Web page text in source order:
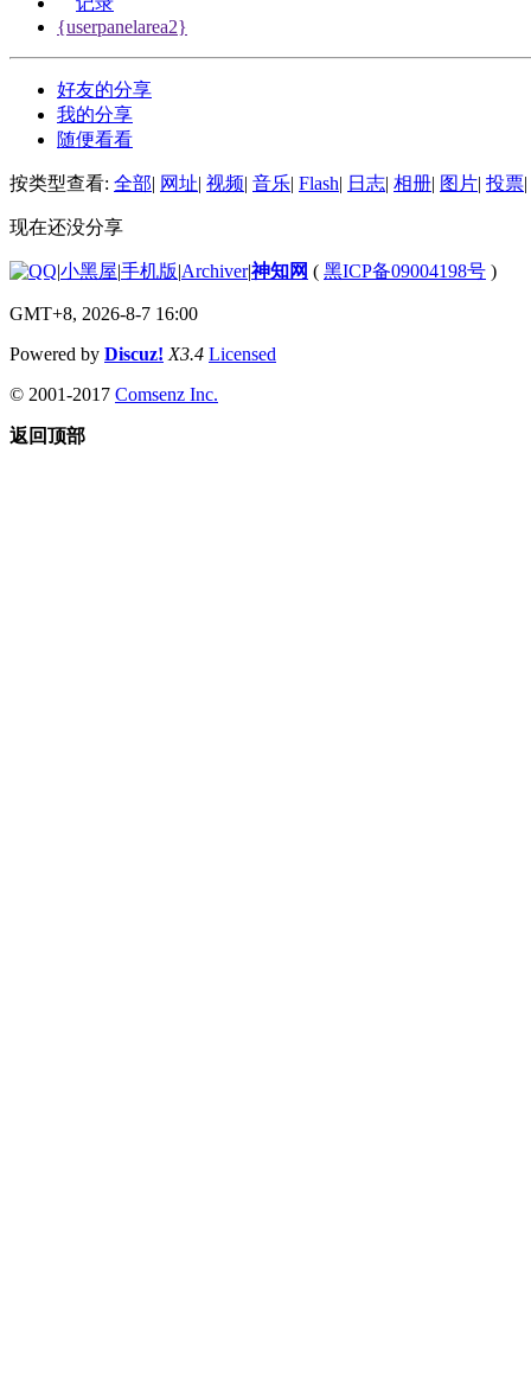
{userpanelarea2}
好友的分享
我的分享
随便看看
按类型查看: 全部| 网址| 视频| 音乐| Flash| 日志| 相册| 图片| 投票|
现在还没分享
|小黑屋|手机版|Archiver|神知网 ( 黑ICP备09004198号 )
GMT+8, 2026-8-7 16:00
Powered by Discuz! X3.4 Licensed
© 2001-2017 Comsenz Inc.
返回顶部